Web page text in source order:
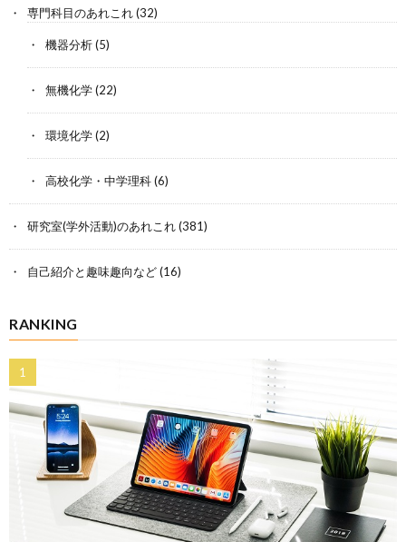
専門科目のあれこれ(32)
機器分析(5)
無機化学(22)
環境化学(2)
高校化学・中学理科(6)
研究室(学外活動)のあれこれ(381)
自己紹介と趣味趣向など(16)
RANKING